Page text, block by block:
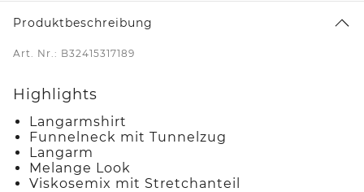
Produktbeschreibung
Art. Nr.: B32415317189
Highlights
Langarmshirt
Funnelneck mit Tunnelzug
Langarm
Melange Look
Viskosemix mit Stretchanteil